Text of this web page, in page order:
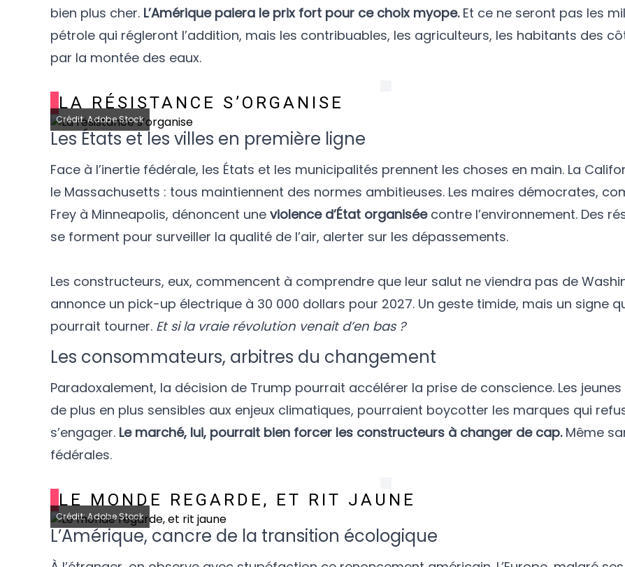
bien plus cher. L’Amérique paiera le prix fort pour ce choix myope.Et ce ne seront pas les
pétrole qui régleront l’addition, mais les contribuables, les agriculteurs, les habitants des
par la montée des eaux.
LA RÉSISTANCE S’ORGANISE
Crédit: Adobe Stock
Les États et les villes en première ligne
Face à l’inertie fédérale, les États et les municipalités prennent les choses en main. La
le Massachusetts : tous maintiennent des normes ambitieuses. Les maires démocrates,
Frey à Minneapolis, dénoncent une violence d’État organiséecontre l’environnement. Des
se forment pour surveiller la qualité de l’air, alerter sur les dépassements.
Les constructeurs, eux, commencent à comprendre que leur salut ne viendra pas de
annonce un pick-up électrique à 30 000 dollars pour 2027. Un geste timide, mais un signe
pourrait tourner. Et si la vraie révolution venait d’en bas ?
Les consommateurs, arbitres du changement
Paradoxalement, la décision de Trump pourrait accélérer la prise de conscience. Les
de plus en plus sensibles aux enjeux climatiques, pourraient boycotter les marques qui
s’engager. Le marché, lui, pourrait bien forcer les constructeurs à changer de cap.Même
fédérales.
LE MONDE REGARDE, ET RIT JAUNE
Crédit: Adobe Stock
L’Amérique, cancre de la transition écologique